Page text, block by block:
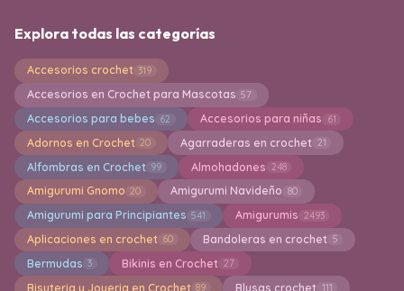
Explora todas las categorías
Accesorios crochet 319
Accesorios en Crochet para Mascotas 57
Accesorios para bebes 62 Accesorios para niñas 61
Adornos en Crochet 20 Agarraderas en crochet 21
Alfombras en Crochet 99 Almohadones 248
Amigurumi Gnomo 20 Amigurumi Navideño 80
Amigurumi para Principiantes 541 Amigurumis 2493
Aplicaciones en crochet 60 Bandoleras en crochet 5
Bermudas 3 Bikinis en Crochet 27
Bisuteria y Joyeria en Crochet 89 Blusas crochet 111